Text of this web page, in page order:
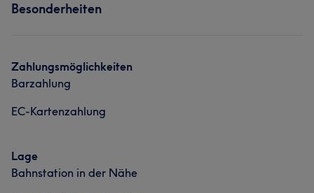
Besonderheiten
Zahlungsmöglichkeiten
Barzahlung
EC-Kartenzahlung
Lage
Bahnstation in der Nähe